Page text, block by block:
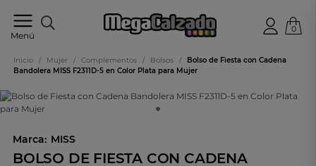
Menú
online
0
Inicio / Mujer / Complementos / Bolsos /
Bolso de Fiesta con Cadena
Bandolera MISS F2311D-5 en Color Plata para Mujer
Marca: MISS
BOLSO DE FIESTA CON CADENA